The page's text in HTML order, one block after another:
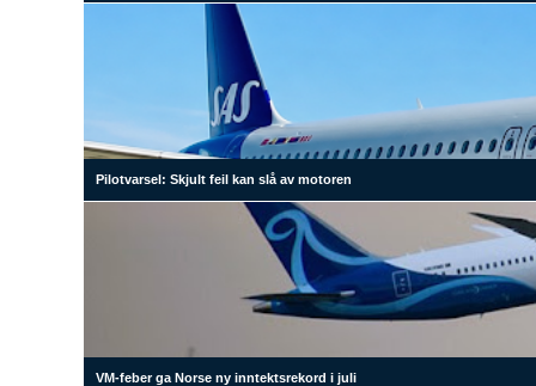
Pilotvarsel: Skjult feil kan slå av motoren
VM-feber ga Norse ny inntektsrekord i juli